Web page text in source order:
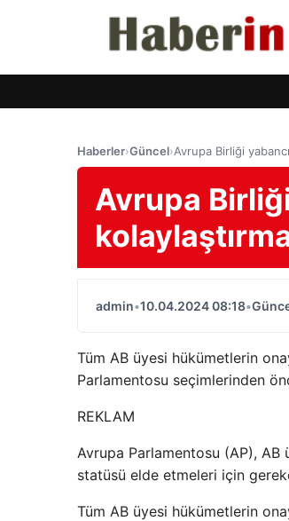
Haberler›Güncel›Avrupa Birliği
Avrupa Birliği
admin•10.04.2024 08:18•
Tüm AB üyesi hükümetlerin
Parlamentosu seçimlerinden
REKLAM
Avrupa Parlamentosu (AP), AB
statüsü elde etmeleri için
Tüm AB üyesi hükümetlerin